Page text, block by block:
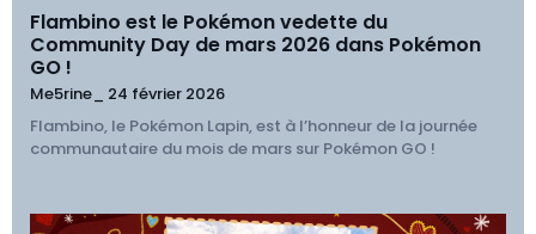
Flambino est le Pokémon vedette du
Community Day de mars 2026 dans Pokémon
GO !
Me5rine_ 24 février 2026
Flambino, le Pokémon Lapin, est à l’honneur de la journée
communautaire du mois de mars sur Pokémon GO !